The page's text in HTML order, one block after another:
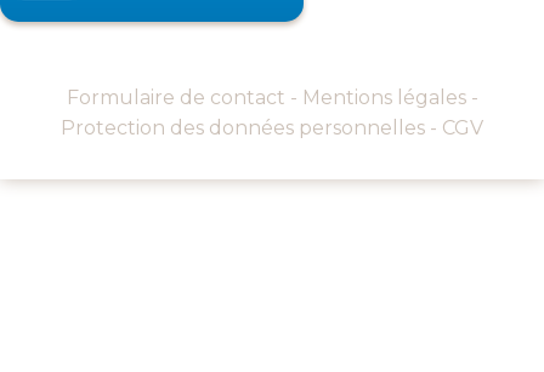
Formulaire de contact - Mentions légales-
Protection des données personnelles - CGV